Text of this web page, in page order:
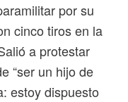
por su
cinco tiros en la
a protestar
“ser un hijo de
estoy dispuesto